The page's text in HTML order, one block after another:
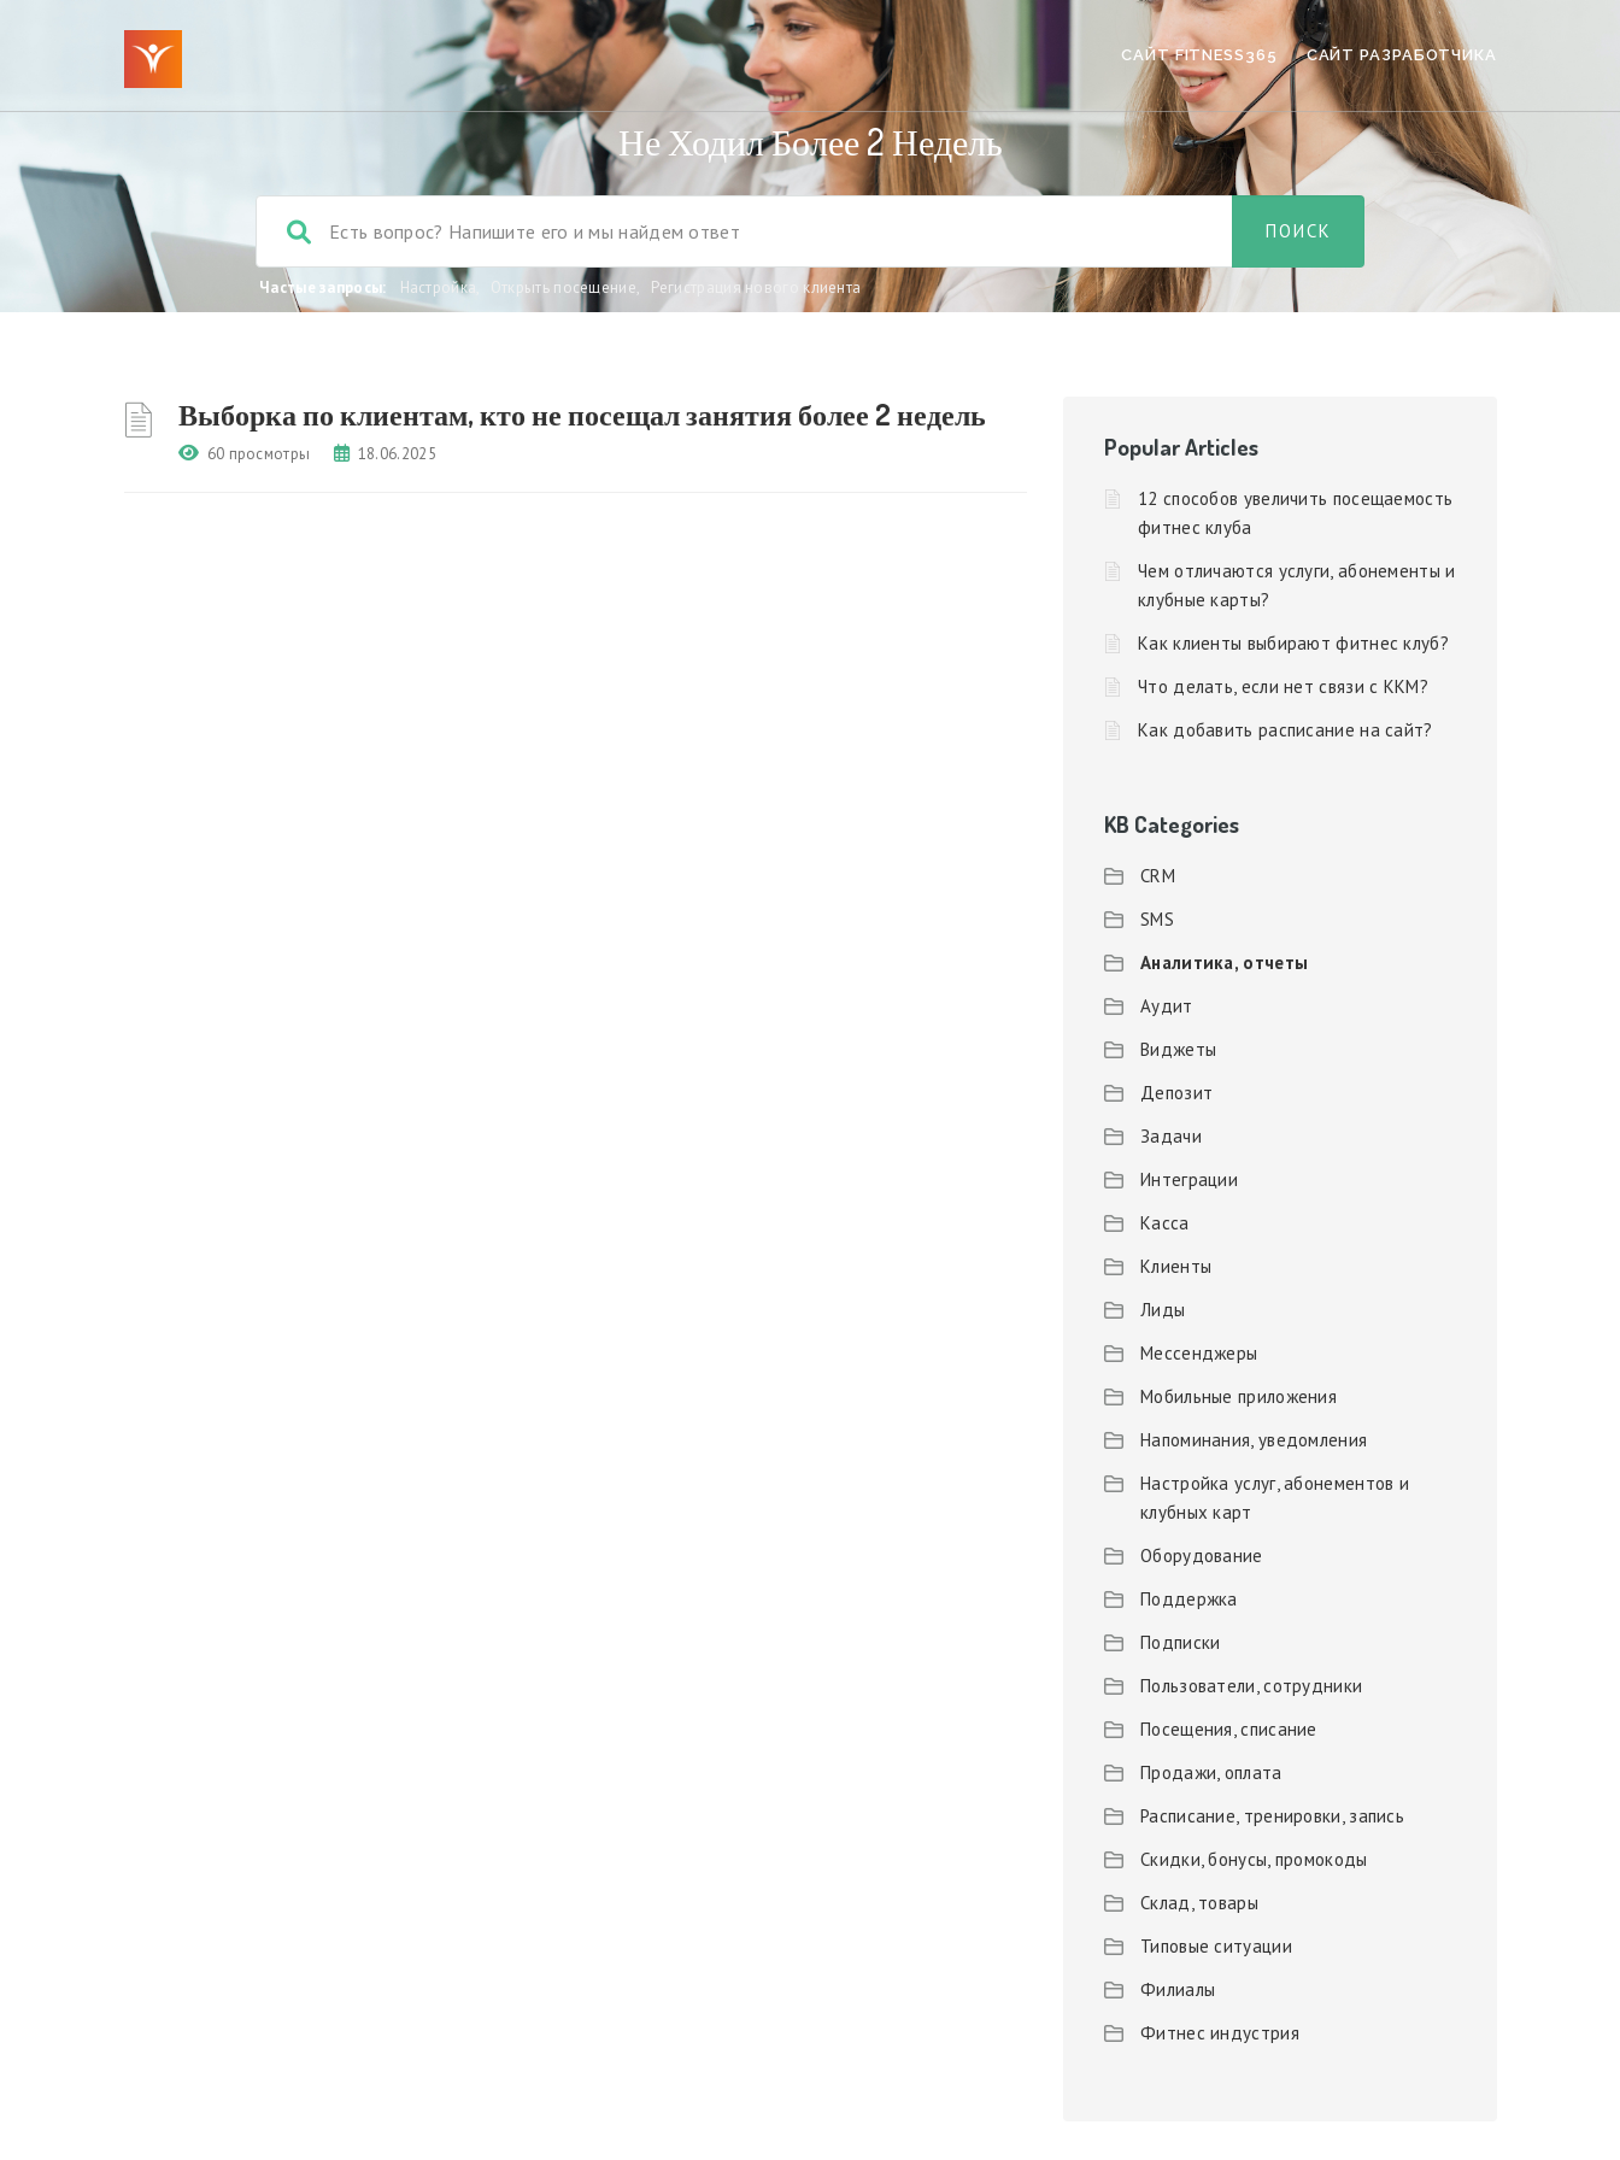
САЙТ FITNESS365 САЙТ РАЗРАБОТЧИКА
Не Ходил Более 2 Недель
Частые запросы: Настройка Открыть посещение, Регистрация нового клиента
Выборка по клиентам, кто не посещал занятия более 2 недель
60 просмотры 18.06.2025 Popular Articles
12 способов увеличить посещаемость
фитнес клуба
Чем отличаются услуги, абонементы и
клубные карты?
Как клиенты выбирают фитнес клуб?
Что делать, если нет связи с ККМ?
Как добавить расписание на сайт?
KB Categories
CRM
SMS
Аналитика, отчеты
Аудит
Виджеты
Депозит
Задачи
Интеграции
Касса
Клиенты
Лиды
Мессенджеры
Мобильные приложения
Напоминания, уведомления
Настройка услуг, абонементов и
клубных карт
Оборудование
Поддержка
Подписки
Пользователи, сотрудники
Посещения, списание
Продажи, оплата
Расписание, тренировки, запись
Скидки, бонусы, промокоды
Склад, товары
Типовые ситуации
Филиалы
Фитнес индустрия